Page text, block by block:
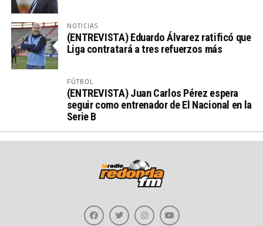
NOTICIAS
(ENTREVISTA) Eduardo Álvarez ratificó que
Liga contratará a tres refuerzos más
FÚTBOL
(ENTREVISTA) Juan Carlos Pérez espera
seguir como entrenador de El Nacional en la
Serie B